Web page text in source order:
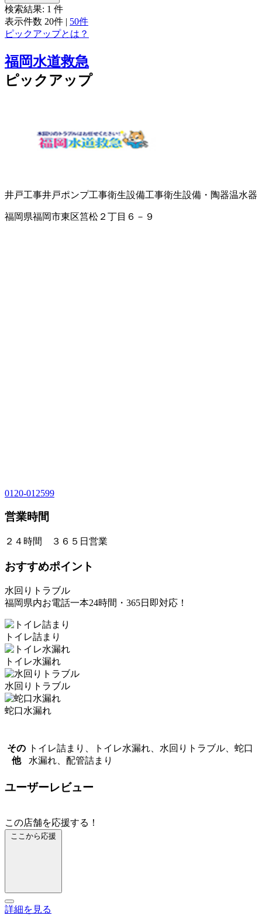
検索結果: 1 件
表示件数 20件 | 50件
ピックアップとは？
福岡水道救急
ピックアップ
井戸工事井戸ポンプ工事衛生設備工事衛生設備・陶器温水器
福岡県福岡市東区筥松２丁目６－９
0120-012599
営業時間
２４時間 ３６５日営業
おすすめポイント
水回りトラブル
福岡県内お電話一本24時間・365日即対応！
トイレ詰まり
トイレ水漏れ
水回りトラブル
蛇口水漏れ
その
他
トイレ詰まり、トイレ水漏れ、水回りトラブル、蛇口
水漏れ、配管詰まり
ユーザーレビュー
この店舗を応援する！
ここから応援
詳細を見る